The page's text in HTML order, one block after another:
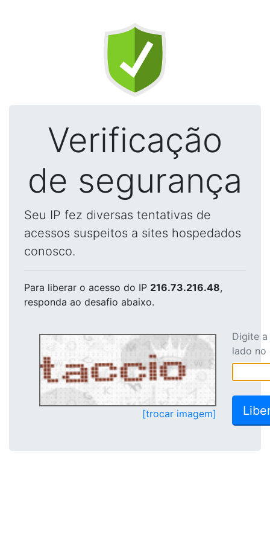
Verificação
de segurança
Seu IP fez diversas tentativas de
acessos suspeitos a sites hospedados
conosco.
Para liberar o acesso do IP 216.73.216.48,
responda ao desafio abaixo.
[trocar imagem]
Digite
lado no